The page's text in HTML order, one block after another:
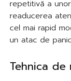
repetitivă a
readucerea
cel mai rapid
un atac de
Tehnica